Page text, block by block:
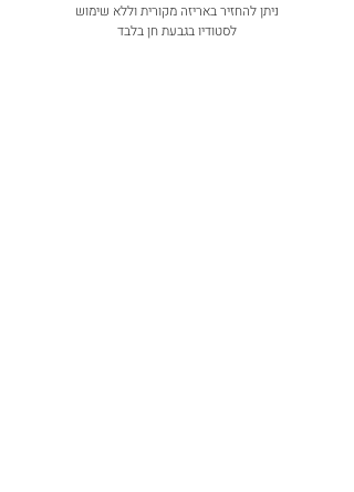
ניתן להחזיר באריזה מקורית וללא שימוש
לסטודיו בגבעת חן בלבד